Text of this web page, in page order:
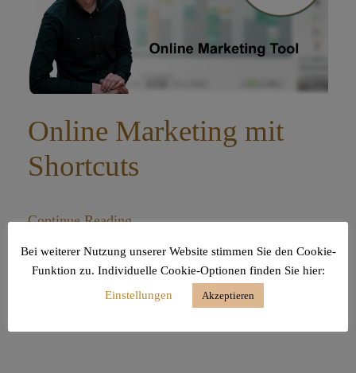
Online Marketing mit
Shortcuts
Continue Reading
Bei weiterer Nutzung unserer Website stimmen Sie den Cookie-
Funktion zu. Individuelle Cookie-Optionen finden Sie hier:
Einstellungen
Akzeptieren